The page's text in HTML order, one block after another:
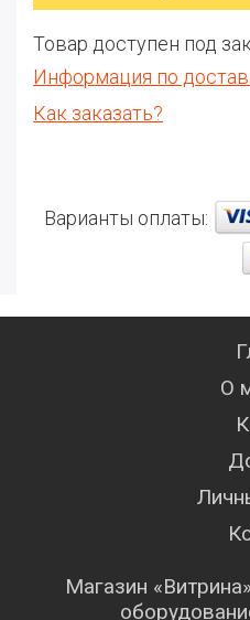
Товар доступен под
Информация по
Как заказать?
Варианты оплаты:
О
Магазин